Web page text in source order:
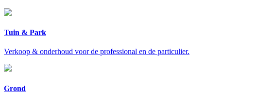
Tuin & Park
Verkoop & onderhoud voor de professional en de particulier.
Grond